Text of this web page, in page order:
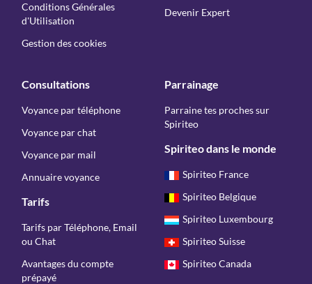
Conditions Générales
d'Utilisation
Gestion des cookies
Devenir Expert
Consultations
Voyance par téléphone
Voyance par chat
Voyance par mail
Annuaire voyance
Tarifs
Tarifs par Téléphone, Email
ou Chat
Avantages du compte
prépayé
Parrainage
Parraine tes proches sur
Spiriteo
Spiriteo dans le monde
Spiriteo France
Spiriteo Belgique
Spiriteo Luxembourg
Spiriteo Suisse
Spiriteo Canada